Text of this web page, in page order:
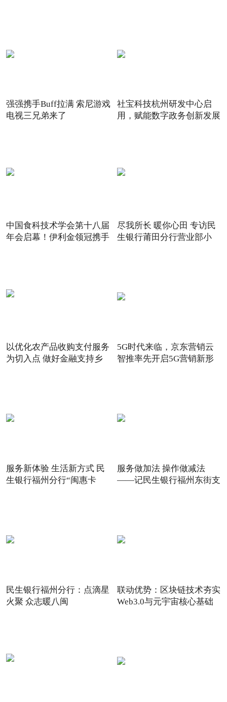
强强携手Buff拉满 索尼游戏
电视三兄弟来了
社宝科技杭州研发中心启
用，赋能数字政务创新发展
中国食科技术学会第十八届
年会启幕！伊利金领冠携手
尽我所长 暖你心田 专访民
生银行莆田分行营业部小
以优化农产品收购支付服务
为切入点 做好金融支持乡
5G时代来临，京东营销云
智推率先开启5G营销新形
服务新体验 生活新方式 民
生银行福州分行“闽惠卡
服务做加法 操作做减法
——记民生银行福州东街支
民生银行福州分行：点滴星
火聚 众志暖八闽
联动优势：区块链技术夯实
Web3.0与元宇宙核心基础